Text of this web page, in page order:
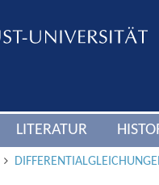
LITERATUR